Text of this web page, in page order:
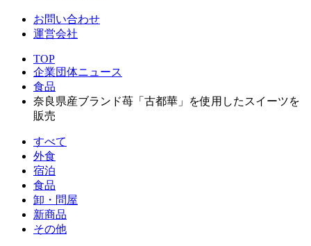
お問い合わせ
運営会社
TOP
企業団体ニュース
食品
奈良県産ブランド苺「古都華」を使用したスイーツを
販売
すべて
外食
宿泊
食品
卸・問屋
新商品
その他